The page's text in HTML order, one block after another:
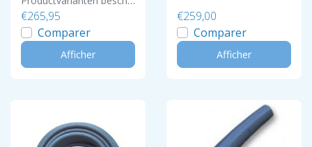
€265,95
Comparer
Afficher
€259,00
Comparer
Afficher